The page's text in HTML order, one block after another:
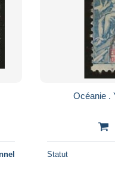
Statut